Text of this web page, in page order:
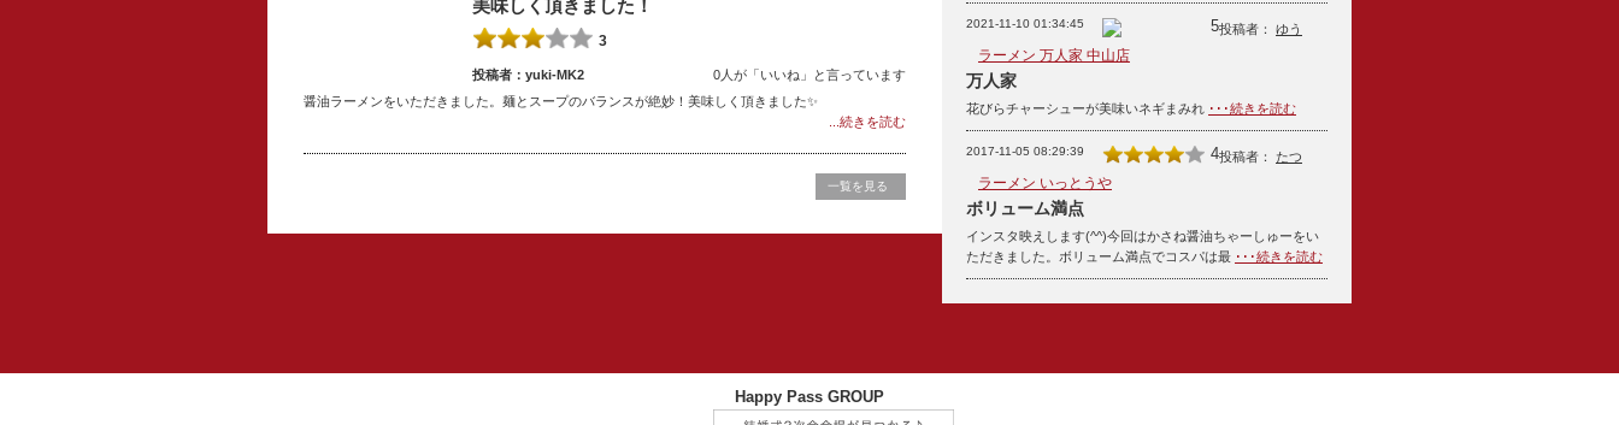
美味しく頂きました！
3
投稿者：yuki-MK2
0人が「いいね」と言っています
醤油ラーメンをいただきました。麺とスープのバランスが絶妙！美味しく頂きました✨
...続きを読む
一覧を見る
2021-11-10 01:34:45 5投稿者： ゆう
ラーメン 万人家 中山店
万人家
花びらチャーシューが美味いネギまみれ ･･･続きを読む
2017-11-05 08:29:39 4投稿者： たつ
ラーメン いっとうや
ボリューム満点
インスタ映えします(^^)今回はかさね醤油ちゃーしゅーをい
ただきました。ボリューム満点でコスパは最 ･･･続きを読む
Happy Pass GROUP